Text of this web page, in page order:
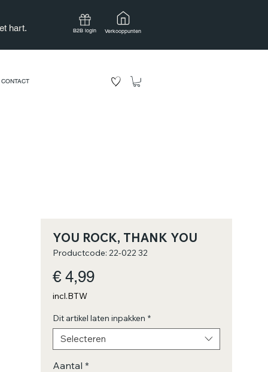
hart.
Verkooppunten
B2B login
CONTACT
YOU ROCK, THANK YOU
Productcode: 22-022 32
€ 4,99Prijs
incl.BTW
Dit artikel laten inpakken *
Selecteren
Aantal *